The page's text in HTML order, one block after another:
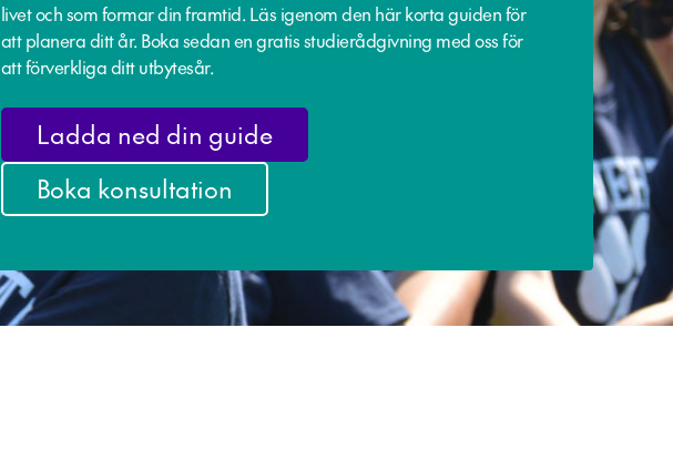
livet och som formar din framtid. Läs igenom den här korta guiden för
att planera ditt år. Boka sedan en gratis studierådgivning med oss för
att förverkliga ditt utbytesår.
Ladda ned din guide
Boka konsultation